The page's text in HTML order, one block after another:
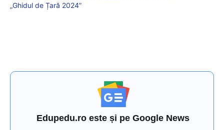
„Ghidul de Țară 2024”
Edupedu.ro este și pe Google News